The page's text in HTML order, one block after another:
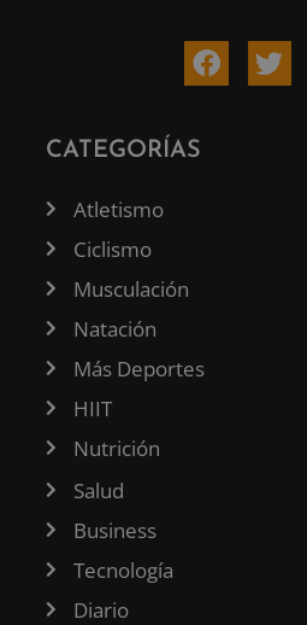
CATEGORÍAS
Atletismo
Ciclismo
Musculación
Natación
Más Deportes
HIIT
Nutrición
Salud
Business
Tecnología
Diario